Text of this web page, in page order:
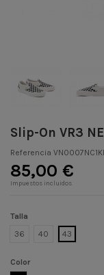
Slip-On VR3
Referencia
85,00 €
Impuestos incluidos
Talla
36
40 43
Color